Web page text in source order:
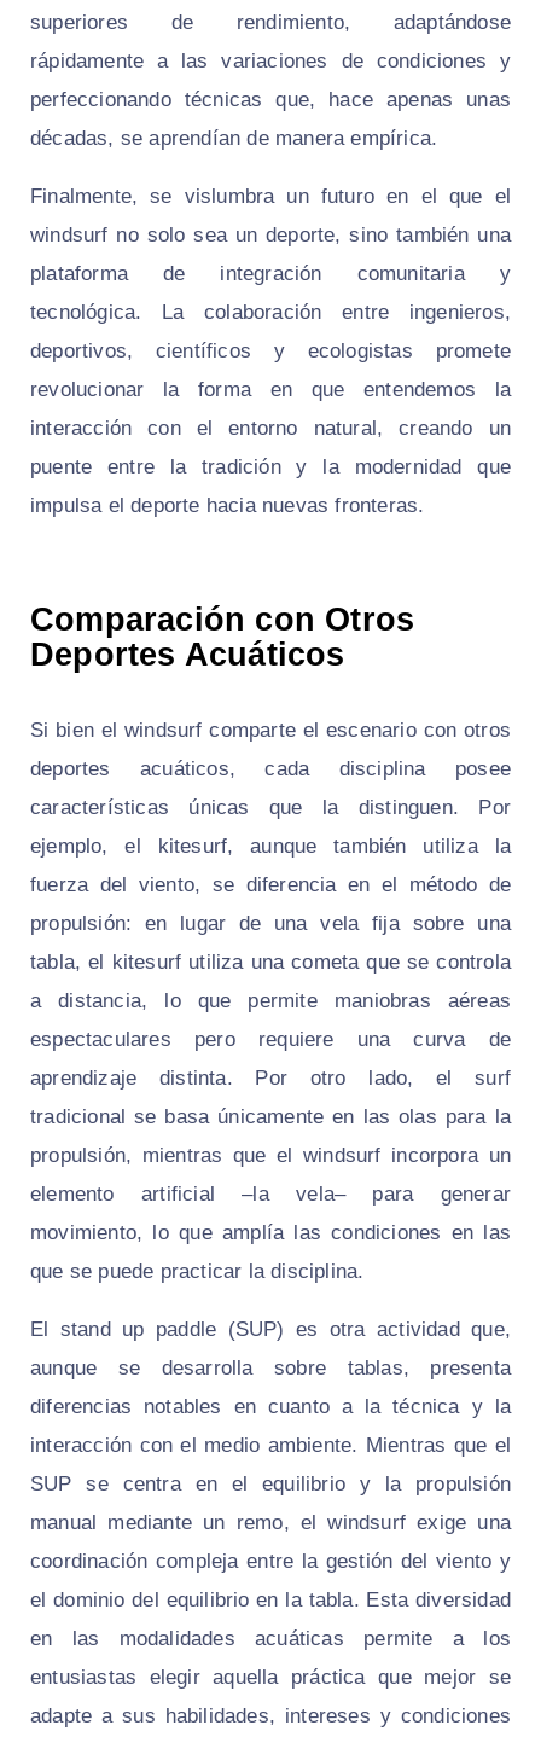
superiores de rendimiento, adaptándose
rápidamente a las variaciones de condiciones y
perfeccionando técnicas que, hace apenas unas
décadas, se aprendían de manera empírica.
Finalmente, se vislumbra un futuro en el que el
windsurf no solo sea un deporte, sino también una
plataforma de integración comunitaria y
tecnológica. La colaboración entre ingenieros,
deportivos, científicos y ecologistas promete
revolucionar la forma en que entendemos la
interacción con el entorno natural, creando un
puente entre la tradición y la modernidad que
impulsa el deporte hacia nuevas fronteras.
Comparación con Otros
Deportes Acuáticos
Si bien el windsurf comparte el escenario con otros
deportes acuáticos, cada disciplina posee
características únicas que la distinguen. Por
ejemplo, el kitesurf, aunque también utiliza la
fuerza del viento, se diferencia en el método de
propulsión: en lugar de una vela fija sobre una
tabla, el kitesurf utiliza una cometa que se controla
a distancia, lo que permite maniobras aéreas
espectaculares pero requiere una curva de
aprendizaje distinta. Por otro lado, el surf
tradicional se basa únicamente en las olas para la
propulsión, mientras que el windsurf incorpora un
elemento artificial –la vela– para generar
movimiento, lo que amplía las condiciones en las
que se puede practicar la disciplina.
El stand up paddle (SUP) es otra actividad que,
aunque se desarrolla sobre tablas, presenta
diferencias notables en cuanto a la técnica y la
interacción con el medio ambiente. Mientras que el
SUP se centra en el equilibrio y la propulsión
manual mediante un remo, el windsurf exige una
coordinación compleja entre la gestión del viento y
el dominio del equilibrio en la tabla. Esta diversidad
en las modalidades acuáticas permite a los
entusiastas elegir aquella práctica que mejor se
adapte a sus habilidades, intereses y condiciones